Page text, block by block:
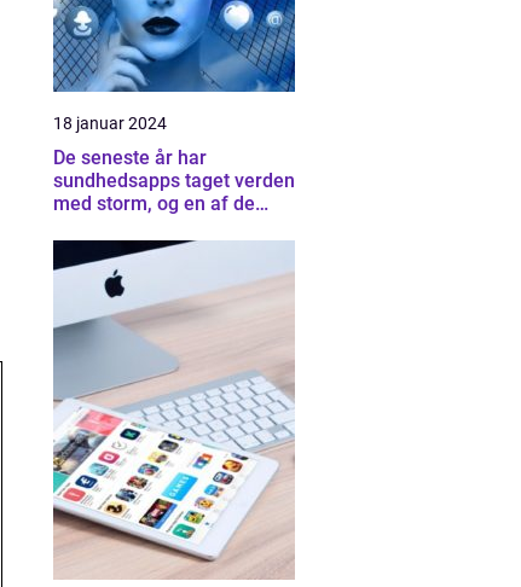
18 januar 2024
De seneste år har
sundhedsapps taget verden
med storm, og en af de
innovative apps på
markedet er Minsundhed
App Android